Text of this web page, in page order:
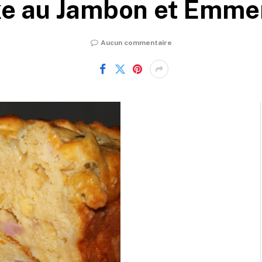
au Jambon et
Aucun commentaire